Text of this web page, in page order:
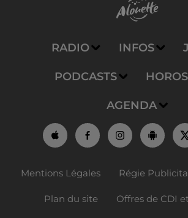
RADIO INFOS
PODCASTS
AGENDA
Mentions Légales Régie
Plan du site Offres de CDI